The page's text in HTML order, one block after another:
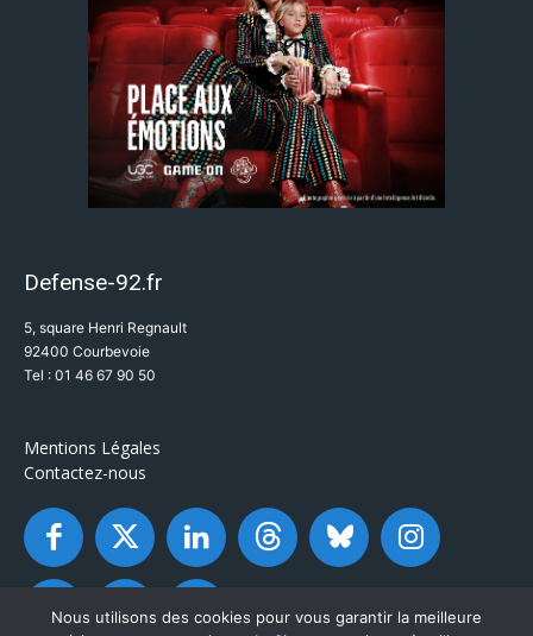
Defense-92.fr
5, square Henri Regnault
92400 Courbevoie
Tel : 01 46 67 90 50
Mentions Légales
Contactez-nous
Nous utilisons des cookies pour vous garantir la meilleure